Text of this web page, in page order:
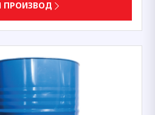
ПРОИЗВОД